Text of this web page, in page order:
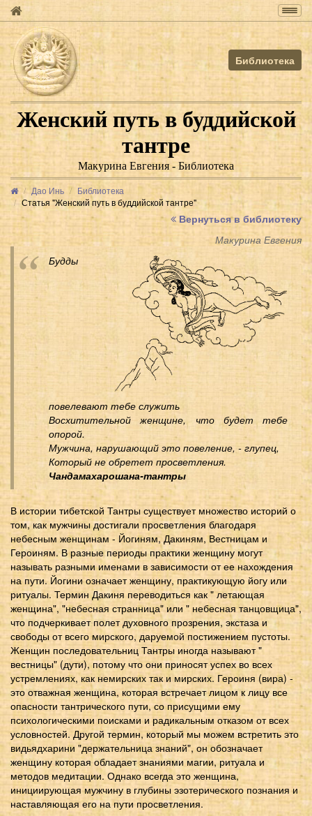
Библиотека
Женский путь в буддийской
тантре
Макурина Евгения - Библиотека
Дао Инь
Библиотека
Статья "Женский путь в буддийской тантре"
Вернуться в библиотеку
Макурина Евгения
Будды
повелевают тебе служить
Восхитительной женщине, что будет тебе
опорой.
Мужчина, нарушающий это повеление, - глупец,
Который не обретет просветления.
Чандамахарошана-тантры
В истории тибетской Тантры существует множество историй о
том, как мужчины достигали просветления благодаря
небесным женщинам - Йогиням, Дакиням, Вестницам и
Героиням. В разные периоды практики женщину могут
называть разными именами в зависимости от ее нахождения
на пути. Йогини означает женщину, практикующую йогу или
ритуалы. Термин Дакиня переводиться как " летающая
женщина", "небесная странница" или " небесная танцовщица",
что подчеркивает полет духовного прозрения, экстаза и
свободы от всего мирского, даруемой постижением пустоты.
Женщин последовательниц Тантры иногда называют "
вестницы" (дути), потому что они приносят успех во всех
устремлениях, как немирских так и мирских. Героиня (вира) -
это отважная женщина, которая встречает лицом к лицу все
опасности тантрического пути, со присущими ему
психологическими поисками и радикальным отказом от всех
условностей. Другой термин, который мы можем встретить это
видьядхарини "держательница знаний", он обозначает
женщину которая обладает знаниями магии, ритуала и
методов медитации. Однако всегда это женщина,
инициирующая мужчину в глубины эзотерического познания и
наставляющая его на пути просветления.